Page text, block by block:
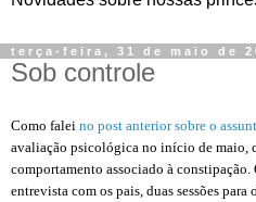
terça-feira, 31 de maio de
Sob controle
Como falei no post anterior sobre o
avaliação psicológica no início de maio,
comportamento associado à
entrevista com os pais, duas sessões para